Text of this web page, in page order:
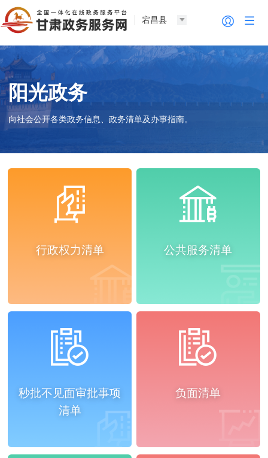
宕昌县
阳光政务
向社会公开各类政务信息、政务清单及办事指南。
行政权力清单 公共服务清单
秒批不见面审批事项
清单
负面清单